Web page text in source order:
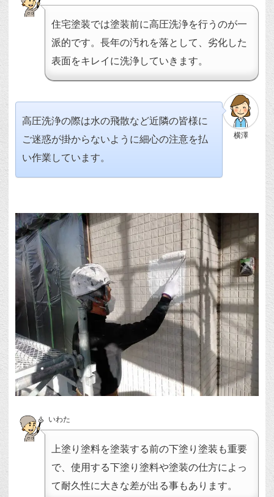
住宅塗装では塗装前に高圧洗浄を行うのが一
派的です。長年の汚れを落として、劣化した
表面をキレイに洗浄していきます。
横澤
高圧洗浄の際は水の飛散など近隣の皆様に
ご迷惑が掛からないように細心の注意を払
い作業しています。
いわた
上塗り塗料を塗装する前の下塗り塗装も重要
で、使用する下塗り塗料や塗装の仕方によっ
て耐久性に大きな差が出る事もあります。